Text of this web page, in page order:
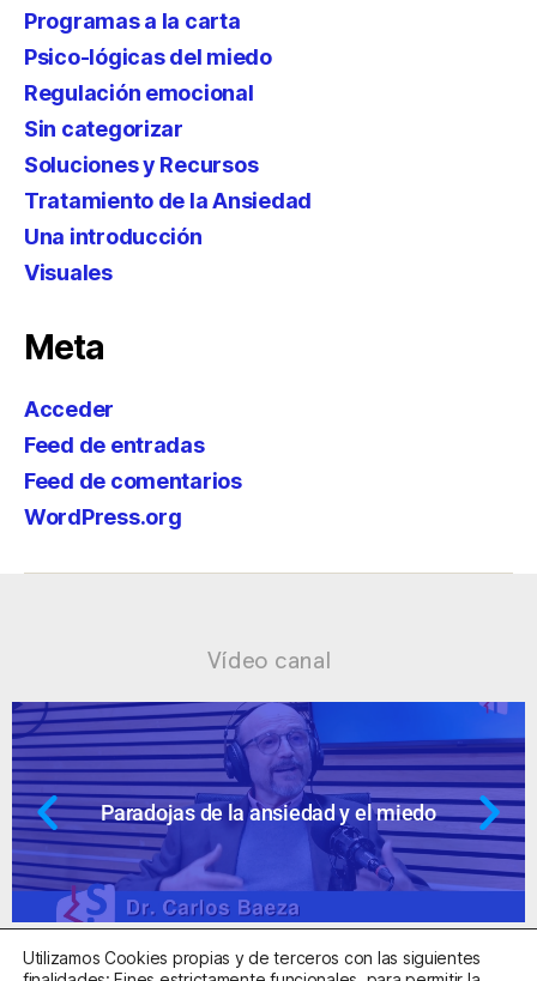
Programas a la carta
Psico-lógicas del miedo
Regulación emocional
Sin categorizar
Soluciones y Recursos
Tratamiento de la Ansiedad
Una introducción
Visuales
Meta
Acceder
Feed de entradas
Feed de comentarios
WordPress.org
Vídeo canal
y el miedo Ansiedad: supuestos
Utilizamos Cookies propias y de terceros con las siguientes